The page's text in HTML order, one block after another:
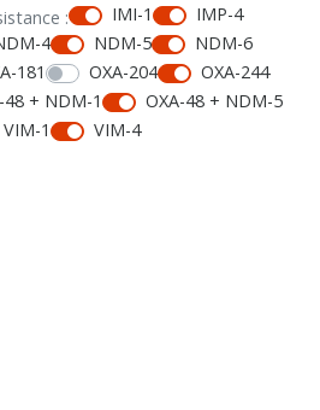
: IMI-1
IMP-4
4 NDM-5
NDM-6
181 OXA-204
OXA-244
48 + NDM-1
OXA-48 + NDM-5
VIM-1
VIM-4